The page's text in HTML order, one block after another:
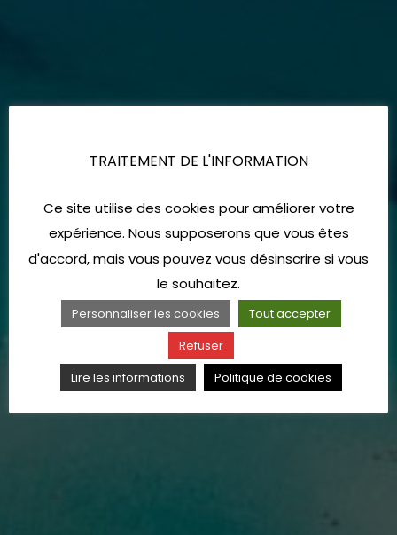
TRAITEMENT DE L'INFORMATION
Ce site utilise des cookies pour améliorer votre
expérience. Nous supposerons que vous êtes
d'accord, mais vous pouvez vous désinscrire si vous
le souhaitez.
Personnaliser les cookies
Tout accepter
Refuser
Lire les informations
Politique de cookies